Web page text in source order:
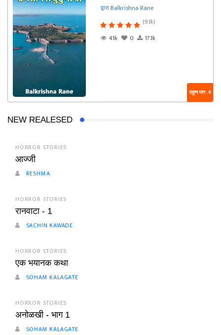
द्वारा Balkrishna Rane
(9.1k)
41k
0 17.1k
एकूण भाग : 4
NEW REALESED
HORROR STORIES
आज्जी
RESHMA
HORROR STORIES
रानवाटा - 1
SACHIN KAWADE
HORROR STORIES
एक भयानक कथा
SOHAM KALAGATE
HORROR STORIES
अनोळखी - भाग 1
SOHAM KALAGATE